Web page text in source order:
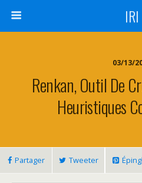
IRI
03/13/
Renkan, Outil De
Heuristiques
Partager Tweeter